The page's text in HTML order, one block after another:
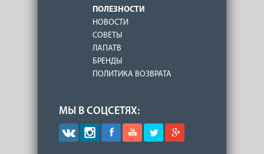
ПОЛЕЗНОСТИ
НОВОСТИ
СОВЕТЫ
ЛАПАТВ
БРЕНДЫ
ПОЛИТИКА ВОЗВРАТА
МЫ В СОЦСЕТЯХ: